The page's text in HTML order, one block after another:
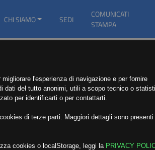
CHI SIAMO SEDI
COMUNICATI
STAMPA
l'esperienza di navigazione e per fornire
dati del tutto anonimi, utili a scopo tecnico o
per identificarti o per contattarti.
di terze parti. Maggiori dettagli sono
cookies o localStorage, leggi la PRIVACY